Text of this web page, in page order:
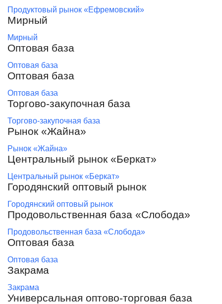
Продуктовый рынок «Ефремовский»
Мирный
Мирный
Оптовая база
Оптовая база
Оптовая база
Оптовая база
Торгово-закупочная база
Торгово-закупочная база
Рынок «Жайна»
Рынок «Жайна»
Центральный рынок «Беркат»
Центральный рынок «Беркат»
Городянский оптовый рынок
Городянский оптовый рынок
Продовольственная база «Слобода»
Продовольственная база «Слобода»
Оптовая база
Оптовая база
Закрама
Закрама
Универсальная оптово-торговая база